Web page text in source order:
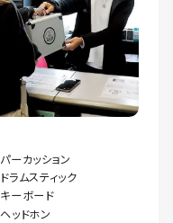
パーカッション
ドラムスティック
キーボード
ヘッドホン